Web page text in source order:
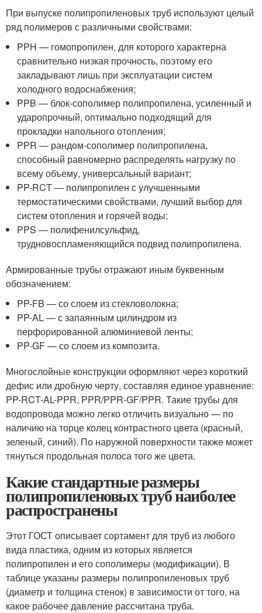
При выпуске полипропиленовых труб используют целый
ряд полимеров с различными свойствами:
PPH — гомопропилен, для которого характерна
сравнительно низкая прочность, поэтому его
закладывают лишь при эксплуатации систем
холодного водоснабжения;
PPB — блок-сополимер полипропилена, усиленный и
ударопрочный, оптимально подходящий для
прокладки напольного отопления;
PPR — рандом-сополимер полипропилена,
способный равномерно распределять нагрузку по
всему объему, универсальный вариант;
PP-RCT — полипропилен с улучшенными
термостатическими свойствами, лучший выбор для
систем отопления и горячей воды;
PPS — полифенилсульфид,
трудновоспламеняющийся подвид полипропилена.
Армированные трубы отражают иным буквенным
обозначением:
PP-FB — со слоем из стекловолокна;
PP-AL — с запаянным цилиндром из
перфорированной алюминиевой ленты;
PP-GF — со слоем из композита.
Многослойные конструкции оформляют через короткий
дефис или дробную черту, составляя единое уравнение:
PP-RCT-AL-PPR, PPR/PPR-GF/PPR. Такие трубы для
водопровода можно легко отличить визуально — по
наличию на торце колец контрастного цвета (красный,
зеленый, синий). По наружной поверхности также может
тянуться продольная полоса того же цвета.
Какие стандартные размеры
полипропиленовых труб наиболее
распространены
Этот ГОСТ описывает сортамент для труб из любого
вида пластика, одним из которых является
полипропилен и его сополимеры (модификации). В
таблице указаны размеры полипропиленовых труб
(диаметр и толщина стенок) в зависимости от того, на
какое рабочее давление рассчитана труба.